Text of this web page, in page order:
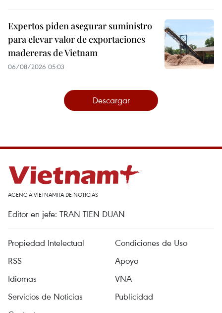
Expertos piden asegurar suministro
para elevar valor de exportaciones
madereras de Vietnam
06/08/2026 05:03
Descargar
AGENCIA VIETNAMITA DE NOTICIAS
Editor en jefe: TRAN TIEN DUAN
Propiedad Intelectual
Condiciones de Uso
RSS
Apoyo
Idiomas
VNA
Servicios de Noticias
Publicidad